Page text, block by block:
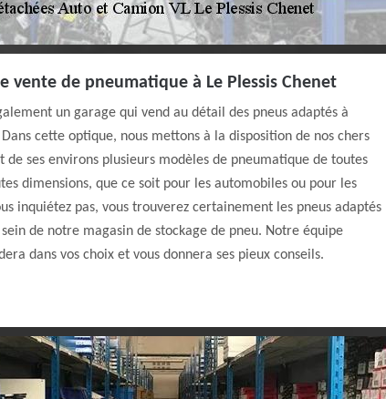
vente de pneumatique à Le Plessis Chenet
un garage qui vend au détail des pneus adaptés à
cette optique, nous mettons à la disposition de nos chers
de ses environs plusieurs modèles de pneumatique de toutes
dimensions, que ce soit pour les automobiles ou pour les
inquiétez pas, vous trouverez certainement les pneus adaptés
de notre magasin de stockage de pneu. Notre équipe
dans vos choix et vous donnera ses pieux conseils.